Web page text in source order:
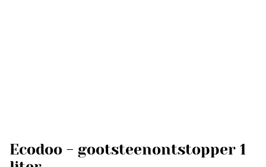
Ecodoo - gootsteenontstopper 1